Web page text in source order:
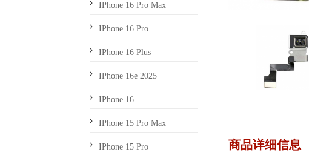
商品详细信息
IPhone 16 Pro Max
IPhone 16 Pro
IPhone 16 Plus
IPhone 16e 2025
IPhone 16
IPhone 15 Pro Max
IPhone 15 Pro